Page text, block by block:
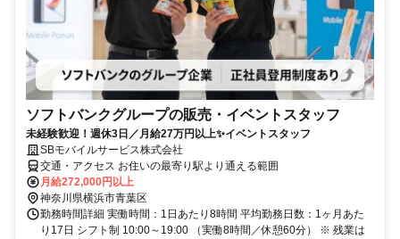
ソフトバンクグループの販売・イベントスタッフ
未経験歓迎！週休3日／月給27万円以上✨イベントスタッフ
SBモバイルサービス株式会社
交通・アクセス お住いの最寄り駅より通える範囲
月給272,000円以上
神奈川県横浜市青葉区
勤務時間詳細 実働時間：1日あたり8時間 平均勤務日数：1ヶ月あた
り17日 シフト制 10:00～19:00 （実働8時間／休憩60分） ※ 残業は